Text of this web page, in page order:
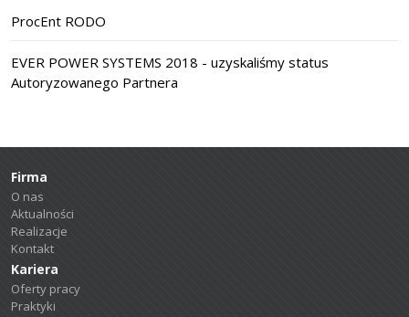
ProcEnt RODO
EVER POWER SYSTEMS 2018 - uzyskaliśmy status
Autoryzowanego Partnera
Firma
O nas
Aktualności
Realizacje
Kontakt
Kariera
Oferty pracy
Praktyki